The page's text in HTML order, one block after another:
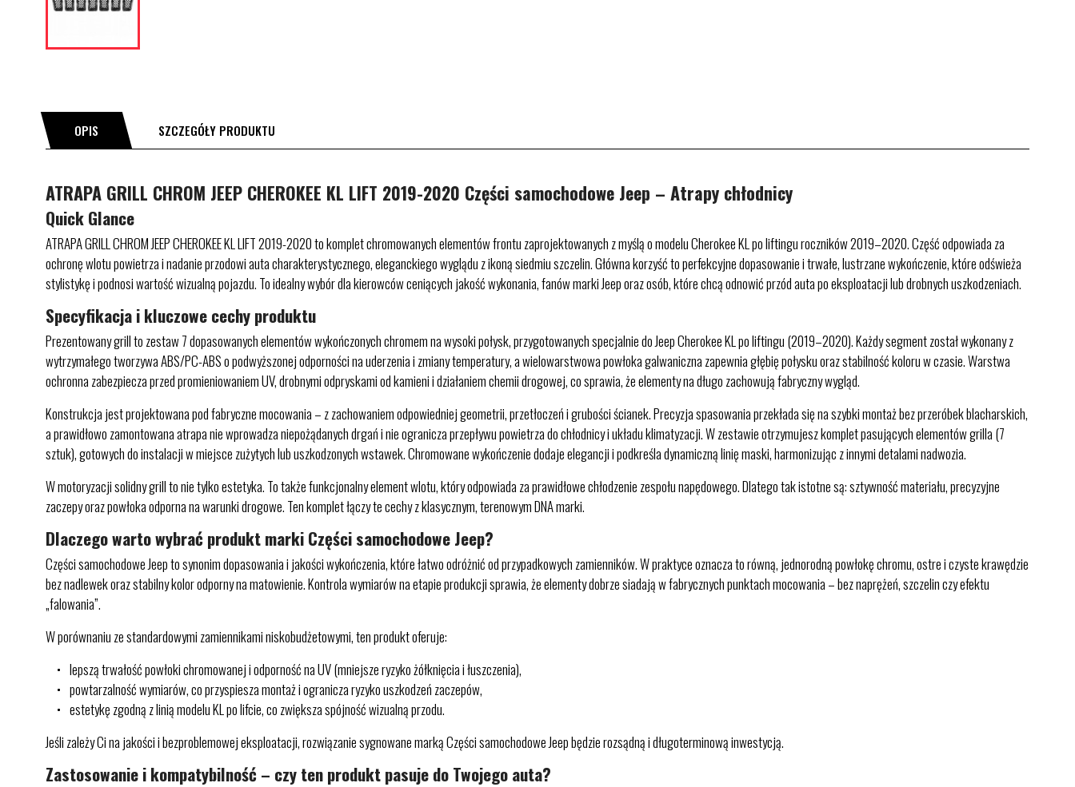
OPIS SZCZEGÓŁY PRODUKTU
ATRAPA GRILL CHROM JEEP CHEROKEE KL LIFT 2019-2020 Części samochodowe Jeep – Atrapy chłodnicy
Quick Glance
ATRAPA GRILL CHROM JEEP CHEROKEE KL LIFT 2019-2020 to komplet chromowanych elementów frontu zaprojektowanych z myślą o modelu Cherokee KL po liftingu roczników 2019–2020. Część odpowiada za
ochronę wlotu powietrza i nadanie przodowi auta charakterystycznego, eleganckiego wyglądu z ikoną siedmiu szczelin. Główna korzyść to perfekcyjne dopasowanie i trwałe, lustrzane wykończenie, które odświeża
stylistykę i podnosi wartość wizualną pojazdu. To idealny wybór dla kierowców ceniących jakość wykonania, fanów marki Jeep oraz osób, które chcą odnowić przód auta po eksploatacji lub drobnych uszkodzeniach.
Specyfikacja i kluczowe cechy produktu
Prezentowany grill to zestaw 7 dopasowanych elementów wykończonych chromem na wysoki połysk, przygotowanych specjalnie do Jeep Cherokee KL po liftingu (2019–2020). Każdy segment został wykonany z
wytrzymałego tworzywa ABS/PC-ABS o podwyższonej odporności na uderzenia i zmiany temperatury, a wielowarstwowa powłoka galwaniczna zapewnia głębię połysku oraz stabilność koloru w czasie. Warstwa
ochronna zabezpiecza przed promieniowaniem UV, drobnymi odpryskami od kamieni i działaniem chemii drogowej, co sprawia, że elementy na długo zachowują fabryczny wygląd.
Konstrukcja jest projektowana pod fabryczne mocowania – z zachowaniem odpowiedniej geometrii, przetłoczeń i grubości ścianek. Precyzja spasowania przekłada się na szybki montaż bez przeróbek blacharskich,
a prawidłowo zamontowana atrapa nie wprowadza niepożądanych drgań i nie ogranicza przepływu powietrza do chłodnicy i układu klimatyzacji. W zestawie otrzymujesz komplet pasujących elementów grilla (7
sztuk), gotowych do instalacji w miejsce zużytych lub uszkodzonych wstawek. Chromowane wykończenie dodaje elegancji i podkreśla dynamiczną linię maski, harmonizując z innymi detalami nadwozia.
W motoryzacji solidny grill to nie tylko estetyka. To także funkcjonalny element wlotu, który odpowiada za prawidłowe chłodzenie zespołu napędowego. Dlatego tak istotne są: sztywność materiału, precyzyjne
zaczepy oraz powłoka odporna na warunki drogowe. Ten komplet łączy te cechy z klasycznym, terenowym DNA marki.
Dlaczego warto wybrać produkt marki Części samochodowe Jeep?
Części samochodowe Jeep to synonim dopasowania i jakości wykończenia, które łatwo odróżnić od przypadkowych zamienników. W praktyce oznacza to równą, jednorodną powłokę chromu, ostre i czyste krawędzie
bez nadlewek oraz stabilny kolor odporny na matowienie. Kontrola wymiarów na etapie produkcji sprawia, że elementy dobrze siadają w fabrycznych punktach mocowania – bez naprężeń, szczelin czy efektu
„falowania”.
W porównaniu ze standardowymi zamiennikami niskobudżetowymi, ten produkt oferuje:
lepszą trwałość powłoki chromowanej i odporność na UV (mniejsze ryzyko żółknięcia i łuszczenia),
powtarzalność wymiarów, co przyspiesza montaż i ogranicza ryzyko uszkodzeń zaczepów,
estetykę zgodną z linią modelu KL po lifcie, co zwiększa spójność wizualną przodu.
Jeśli zależy Ci na jakości i bezproblemowej eksploatacji, rozwiązanie sygnowane marką Części samochodowe Jeep będzie rozsądną i długoterminową inwestycją.
Zastosowanie i kompatybilność – czy ten produkt pasuje do Twojego auta?